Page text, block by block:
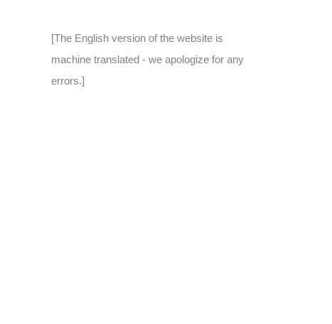
[The English version of the website is
machine translated - we apologize for any
errors.]